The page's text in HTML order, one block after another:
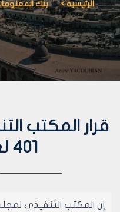
الرئيسية بنك
قرار المكتب
401 لعام 2001
إن المكتب التنفيذي